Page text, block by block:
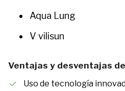
Aqua Lung
V vilisun
Ventajas y desventajas
Uso de tecnología